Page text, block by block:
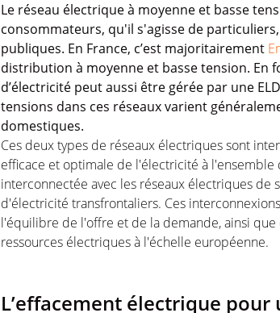
Le réseau électrique à moyenne et basse
consommateurs, qu'il s'agisse de
publiques. En France, c’est majoritairement
distribution à moyenne et basse tension. En
d’électricité peut aussi être gérée par une
tensions dans ces réseaux varient
domestiques.
Ces deux types de réseaux électriques sont
efficace et optimale de l'électricité à
interconnectée avec les réseaux électriques de
d'électricité transfrontaliers. Ces
l'équilibre de l'offre et de la demande, ainsi
ressources électriques à l'échelle européenne.
L’effacement électrique